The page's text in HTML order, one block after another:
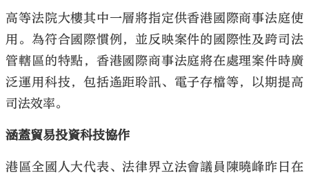
高等法院大樓其中一層將指定供香港國際商事法庭使
用。為符合國際慣例，並反映案件的國際性及跨司法
管轄區的特點，香港國際商事法庭將在處理案件時廣
泛運用科技，包括遙距聆訊、電子存檔等，以期提高
司法效率。
涵蓋貿易投資科技協作
港區全國人大代表、法律界立法會議員陳曉峰昨日在